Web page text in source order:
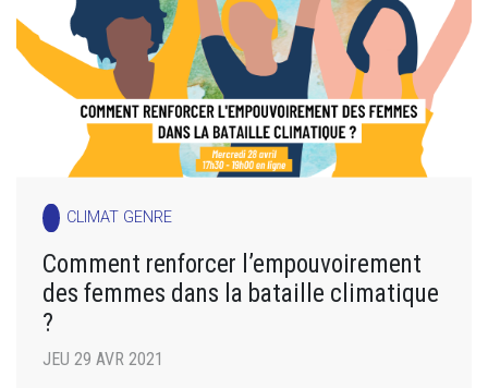
CLIMAT GENRE
Comment renforcer l’empouvoirement
des femmes dans la bataille climatique
?
JEU 29 AVR 2021